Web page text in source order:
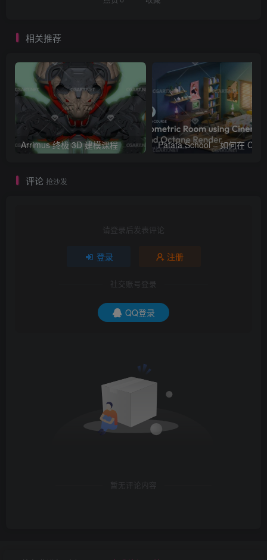
相关推荐
Arrimus 终极 3D 建模课程
评论 抢沙发
请登录后发表评论
登录 注册
社交账号登录
QQ登录
暂无评论内容